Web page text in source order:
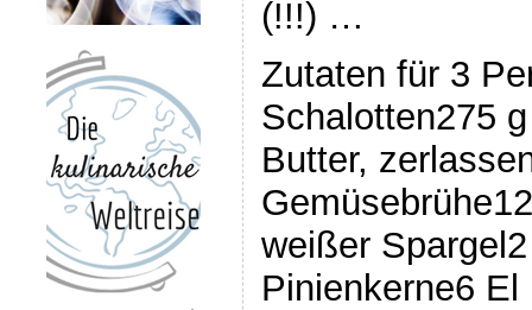
(!!!) …
Zutaten für 3
Schalotten275
Butter,
weißer
Pinienkerne6